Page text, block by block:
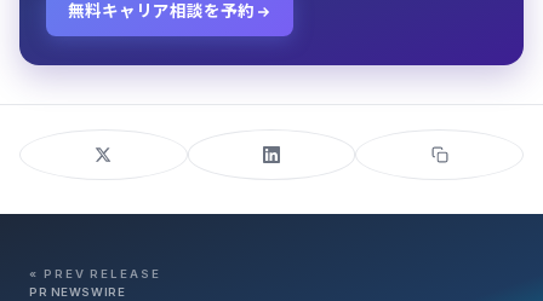
無料キャリア相談を予約
« PREV RELEASE
PR NEWSWIRE